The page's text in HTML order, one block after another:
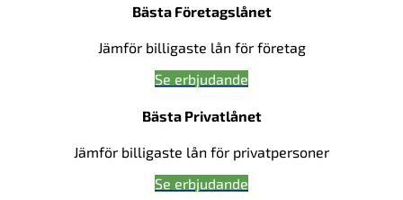
Bästa Företagslånet
Jämför billigaste lån för företag
Se erbjudande
Bästa Privatlånet
Jämför billigaste lån för privatpersoner
Se erbjudande